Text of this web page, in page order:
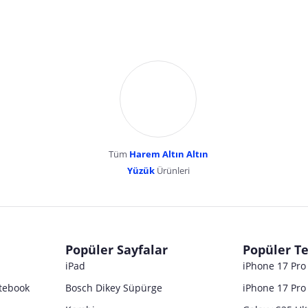
YENİBOSNA MERKEZ MAH LADİN SOK
Tüm Harem Altın Altın
YüzükÜrünleri
Popüler Sayfalar
iPad
Bosch Dikey Süpürge
Popüler
iPhone 17
iPhone 17 Pro